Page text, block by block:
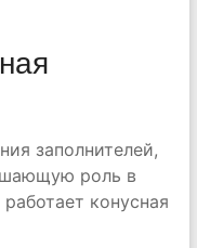
заполнителей,
роль в
конусная